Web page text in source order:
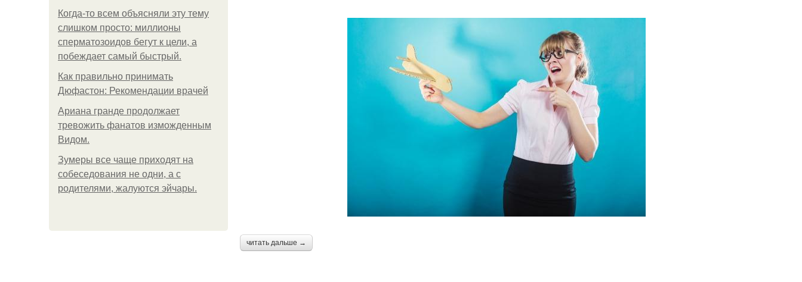
Когда-то всем объясняли эту тему
слишком просто: миллионы
сперматозоидов бегут к цели, а
побеждает самый быстрый.
Как правильно принимать
Дюфастон: Рекомендации врачей
Ариана гранде продолжает
тревожить фанатов изможденным
Видом.
Зумеры все чаще приходят на
собеседования не одни, а с
родителями, жалуются эйчары.
читать дальше →